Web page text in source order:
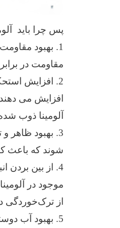
پس چرا باید
1. بهبود
مقاومت در
2. افزایش
افزایش می دهند
آلومینا ذوب شده قهوه ای کلسینه
3. بهبود ظاهر و توانایی برش
شوند که باعث
4. از بین بردن
موجود در
از